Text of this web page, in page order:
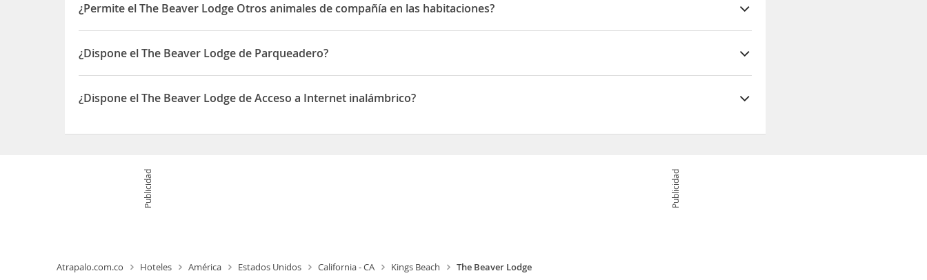
¿Permite el The Beaver Lodge Otros animales de compañía en las habitaciones?
Sí, el The Beaver Lodge permite Otros animales de compañía en las habitaciones
¿Dispone el The Beaver Lodge de Parqueadero?
Sí, el The Beaver Lodge dispone de Parqueadero
¿Dispone el The Beaver Lodge de Acceso a Internet inalámbrico?
Publicidad Publicidad
Atrapalo.com.co Hoteles América Estados Unidos California - CA Kings Beach The Beaver Lodge